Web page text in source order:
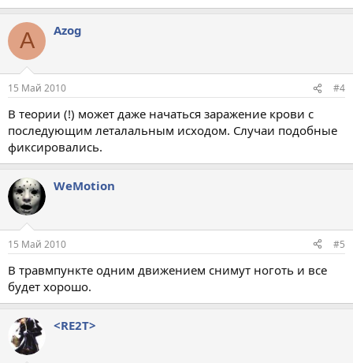
A Azog
15 Май 2010 #4
В теории (!) может даже начаться заражение крови с
последующим леталальным исходом. Случаи подобные
фиксировались.
WeMotion
15 Май 2010 #5
В травмпункте одним движением снимут ноготь и все
будет хорошо.
<RE2T>